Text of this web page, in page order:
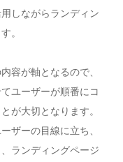
しながらランディン
。
容が軸となるので、
ユーザーが順番にコ
が大切となります。
ザーの目線に立ち、
ランディングページ